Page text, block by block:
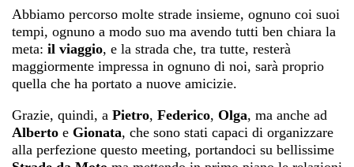
Abbiamo percorso molte strade insieme, ognuno coi suoi
tempi, ognuno a modo suo ma avendo tutti ben chiara la
meta: il viaggio, e la strada che, tra tutte, resterà
maggiormente impressa in ognuno di noi, sarà proprio
quella che ha portato a nuove amicizie.
Grazie, quindi, a Pietro, Federico, Olga, ma anche ad
Alberto e Gionata, che sono stati capaci di organizzare
alla perfezione questo meeting, portandoci su bellissime